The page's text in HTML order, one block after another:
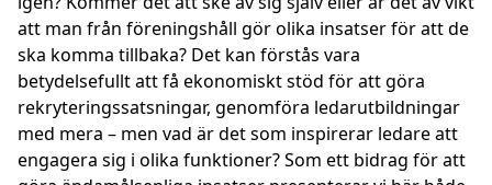
att man från föreningshåll gör olika insatser för att de
ska komma tillbaka? Det kan förstås vara
betydelsefullt att få ekonomiskt stöd för att göra
rekryteringssatsningar, genomföra ledarutbildningar
med mera – men vad är det som inspirerar ledare att
engagera sig i olika funktioner? Som ett bidrag för att